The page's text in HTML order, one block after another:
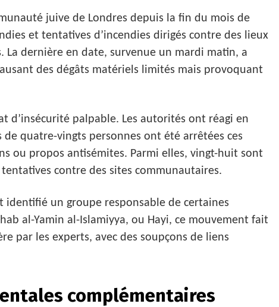
juive de Londres depuis la fin du mois de
et tentatives d’incendies dirigés contre des lieux
La dernière en date, survenue un mardi matin, a
des dégâts matériels limités mais provoquant
d’insécurité palpable. Les autorités ont réagi en
quatre-vingts personnes ont été arrêtées ces
ou propos antisémites. Parmi elles, vingt-huit sont
contre des sites communautaires.
identifié un groupe responsable de certaines
al-Yamin al-Islamiyya, ou Hayi, ce mouvement fait
par les experts, avec des soupçons de liens
complémentaires